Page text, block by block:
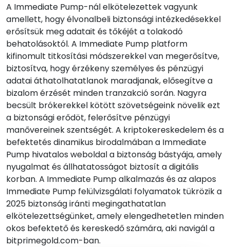
A Immediate Pump-nál elkötelezettek vagyunk
amellett, hogy élvonalbeli biztonsági intézkedésekkel
erősítsük meg adatait és tőkéjét a tolakodó
behatolásoktól. A Immediate Pump platform
kifinomult titkosítási módszerekkel van megerősítve,
biztosítva, hogy érzékeny személyes és pénzügyi
adatai áthatolhatatlanok maradjanak, elősegítve a
bizalom érzését minden tranzakció során. Nagyra
becsült brókerekkel kötött szövetségeink növelik ezt
a biztonsági erődöt, felerősítve pénzügyi
manővereinek szentségét. A kriptokereskedelem és a
befektetés dinamikus birodalmában a Immediate
Pump hivatalos weboldal a biztonság bástyája, amely
nyugalmat és állhatatosságot biztosít a digitális
korban. A Immediate Pump alkalmazás és az alapos
Immediate Pump felülvizsgálati folyamatok tükrözik a
2025 biztonság iránti megingathatatlan
elkötelezettségünket, amely elengedhetetlen minden
okos befektető és kereskedő számára, aki navigál a
bitprimegold.com-ban.